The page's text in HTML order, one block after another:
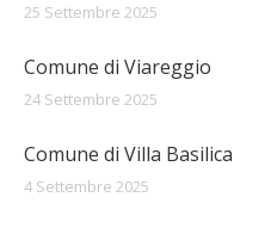
25 Settembre 2025
Comune di Viareggio
24 Settembre 2025
Comune di Villa Basilica
4 Settembre 2025